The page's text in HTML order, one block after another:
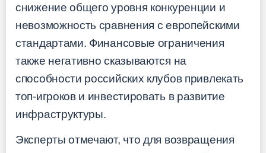
снижение общего уровня конкуренции и
невозможность сравнения с европейскими
стандартами. Финансовые ограничения
также негативно сказываются на
способности российских клубов привлекать
топ-игроков и инвестировать в развитие
инфраструктуры.
Эксперты отмечают, что для возвращения